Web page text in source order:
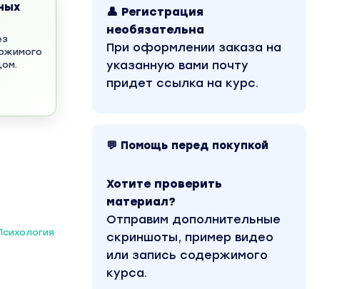
👤 Регистрация
необязательна
При оформлении заказа на
указанную вами почту
придет ссылка на курс.
💬 Помощь перед покупкой
Хотите проверить
материал?
Отправим дополнительные
скриншоты, пример видео
или запись содержимого
курса.